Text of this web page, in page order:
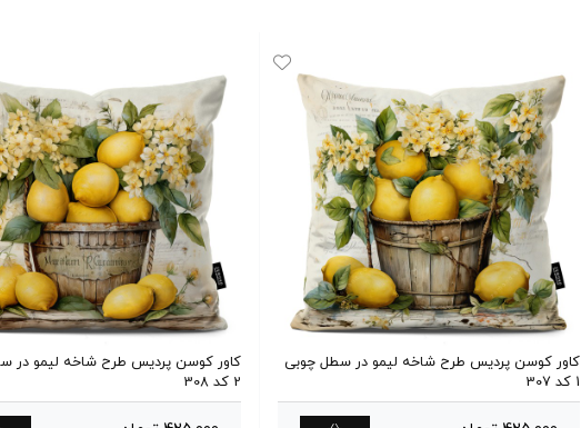
کاور کوسن پردیس طرح شاخه لیمو در سطل چوبی
1 کد 307
کاور کوسن پردیس طرح شاخه لیمو در
2 کد 308